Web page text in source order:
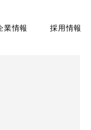
業情報 採用情報